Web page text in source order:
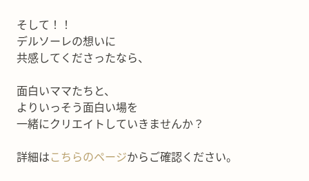
そして！！
デルソーレの想いに
共感してくださったなら、
面白いママたちと、
よりいっそう面白い場を
一緒にクリエイトしていきませんか？
詳細はこちらのページからご確認ください。